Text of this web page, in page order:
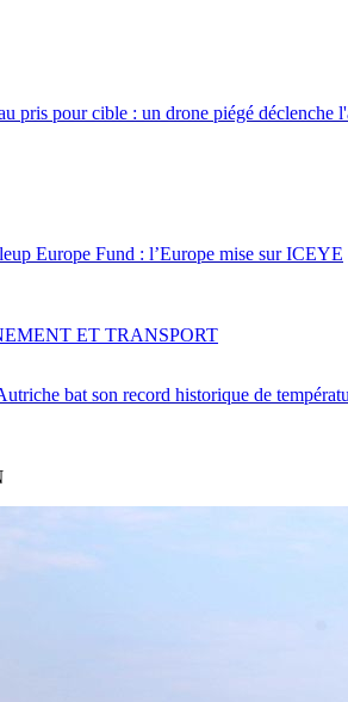
pris pour cible : un drone piégé déclenche
Europe Fund : l’Europe mise sur ICEYE
bat son record historique de
ET TRANSPORT